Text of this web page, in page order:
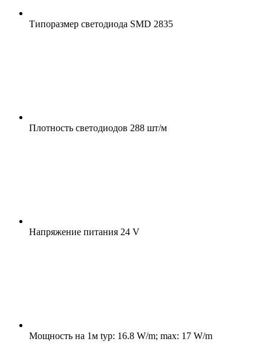
Типоразмер светодиода SMD 2835
Плотность светодиодов 288 шт/м
Напряжение питания 24 V
Мощность на 1м typ: 16.8 W/m; max: 17 W/m